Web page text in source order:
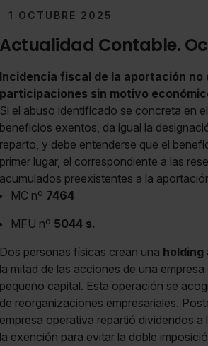
1 OCTUBRE 2025
Actualidad Contable.
Incidencia fiscal de la aportación no
participaciones sin motivo
Si el abuso identificado se concreta en
beneficios exentos, da igual la
reparto, y debe entenderse que el
primer lugar, el correspondiente a las
acumulados preexistentes a la
MC nº 7464
MFU nº 5044 s.
Dos personas físicas crean una holding
la mitad de las acciones de una
pequeño capital. Esta operación se
de reorganizaciones empresariales.
empresa operativa repartió dividendos a
la exención para evitar la doble